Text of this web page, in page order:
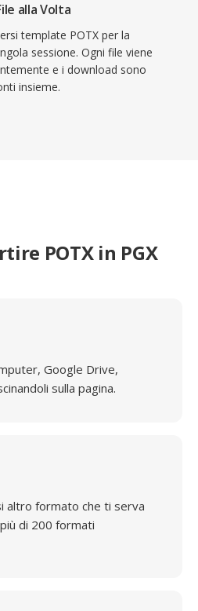
alla Volta
template POTX per la
sessione. Ogni file viene
e i download sono
insieme.
POTX in PGX
Google Drive,
sulla pagina.
altro formato che ti serva
di 200 formati